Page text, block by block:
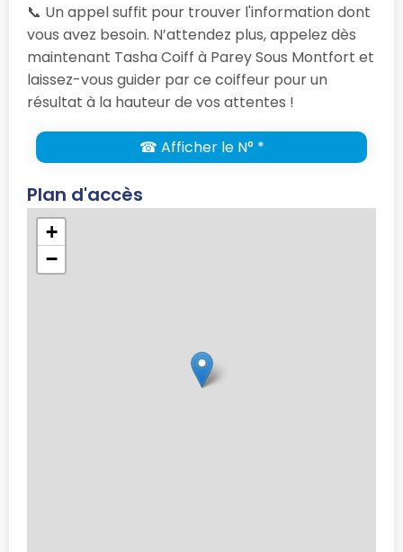
📞 Un appel suffit pour trouver l'information dont
vous avez besoin. N’attendez plus, appelez dès
maintenant Tasha Coiff à Parey Sous Montfort et
laissez-vous guider par ce coiffeur pour un
résultat à la hauteur de vos attentes !
☎ Afficher le N° *
Plan d'accès
+
−